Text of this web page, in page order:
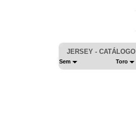
JERSEY - CATÁLOGO
Sem Toro